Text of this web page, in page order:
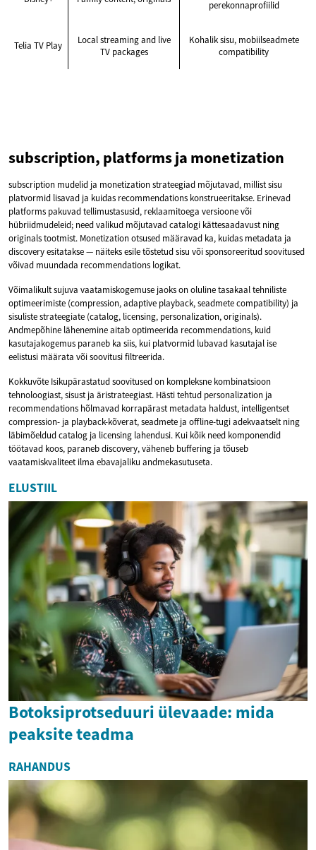
perekonnaprofiilid
Telia TV Play
Local streaming and live
TV packages
Kohalik sisu, mobiilseadmete
compatibility
subscription, platforms ja monetization
subscription mudelid ja monetization strateegiad mõjutavad, millist sisu
platvormid lisavad ja kuidas recommendations konstrueeritakse. Erinevad
platforms pakuvad tellimustasusid, reklaamitoega versioone või
hübriidmudeleid; need valikud mõjutavad catalogi kättesaadavust ning
originals tootmist. Monetization otsused määravad ka, kuidas metadata ja
discovery esitatakse — näiteks esile tõstetud sisu või sponsoreeritud soovitused
võivad muundada recommendations logikat.
Võimalikult sujuva vaatamiskogemuse jaoks on oluline tasakaal tehniliste
optimeerimiste (compression, adaptive playback, seadmete compatibility) ja
sisuliste strateegiate (catalog, licensing, personalization, originals).
Andmepõhine lähenemine aitab optimeerida recommendations, kuid
kasutajakogemus paraneb ka siis, kui platvormid lubavad kasutajal ise
eelistusi määrata või soovitusi filtreerida.
Kokkuvõte Isikupärastatud soovitused on kompleksne kombinatsioon
tehnoloogiast, sisust ja äristrateegiast. Hästi tehtud personalization ja
recommendations hõlmavad korrapärast metadata haldust, intelligentset
compression- ja playback-kõverat, seadmete ja offline-tugi adekvaatselt ning
läbimõeldud catalog ja licensing lahendusi. Kui kõik need komponendid
töötavad koos, paraneb discovery, väheneb buffering ja tõuseb
vaatamiskvaliteet ilma ebavajaliku andmekasutuseta.
ELUSTIIL
Botoksiprotseduuri ülevaade: mida
peaksite teadma
RAHANDUS